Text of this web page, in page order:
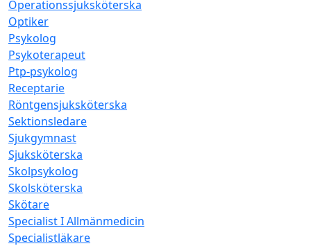
Operationssjuksköterska
Optiker
Psykolog
Psykoterapeut
Ptp-psykolog
Receptarie
Röntgensjuksköterska
Sektionsledare
Sjukgymnast
Sjuksköterska
Skolpsykolog
Skolsköterska
Skötare
Specialist I Allmänmedicin
Specialistläkare